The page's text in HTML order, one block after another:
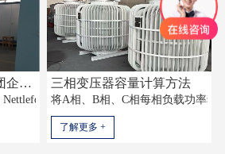
我司与百年老字号集团企业合作成功-可喜可贺
Nettlefolds Ltd))创建于1759年，至今已有二
三相变压器容量计算方法
将A相、B相、C相每相负载功率独
了解更多 +